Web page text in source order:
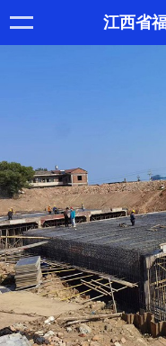
江西省